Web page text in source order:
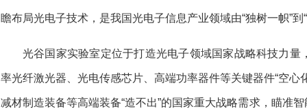
瞻布局光电子技术，是我国光电子信息产业领域由“独树一帜”到
光谷国家实验室定位于打造光电子领域国家战略科技力
率光纤激光器、光电传感芯片、高端功率器件等关键器件“空心
减材制造装备等高端装备“造不出”的国家重大战略需求，瞄准